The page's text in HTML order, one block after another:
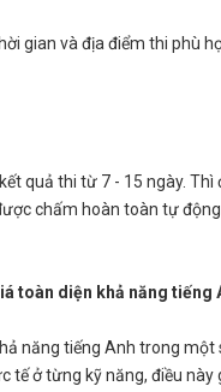
gian và địa điểm thi phù
quả thi từ 7 - 15 ngày.
chấm hoàn toàn tự
toàn diện khả năng tiếng
năng tiếng Anh trong
tế ở từng kỹ năng, điều